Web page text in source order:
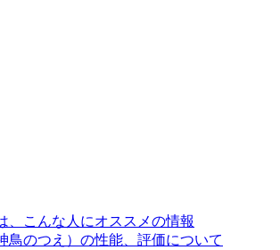
、こんな人にオススメの情報
鳥のつえ）の性能、評価について